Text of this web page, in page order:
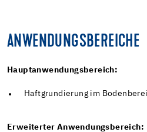
ANWENDUNGSBEREICHE
Hauptanwendungsbereich:
Haftgrundierung im
Erweiterter Anwendungsbereich: